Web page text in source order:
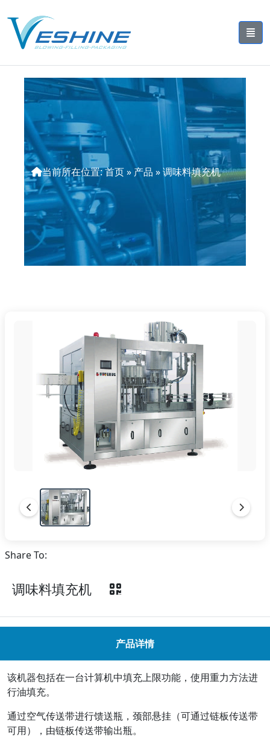
当前所在位置:首页» 产品 »调味料填充机
Share To:
调味料填充机
产品详情
该机器包括在一台计算机中填充上限功能，使用重力方法进
行油填充。
通过空气传送带进行馈送瓶，颈部悬挂（可通过链板传送带
可用），由链板传送带输出瓶。